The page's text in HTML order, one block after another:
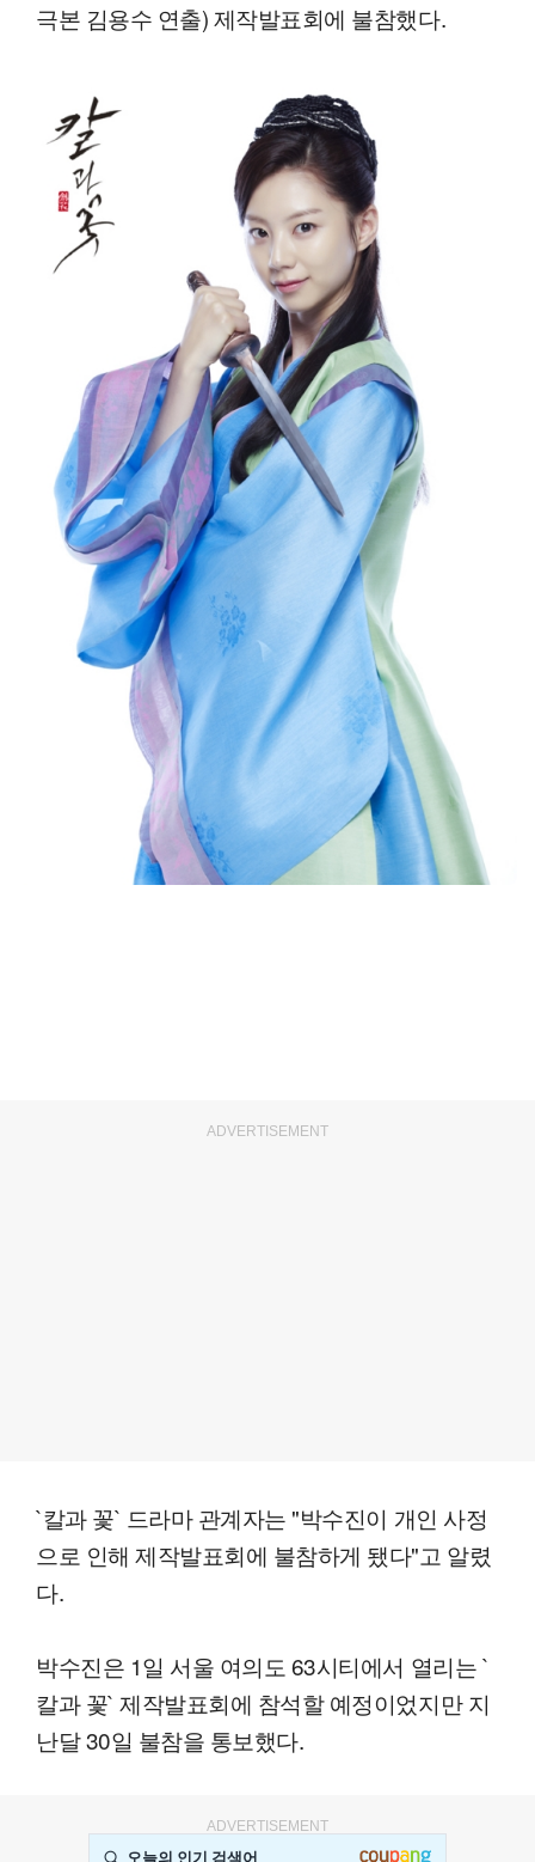
극본 김용수 연출) 제작발표회에 불참했다.
ADVERTISEMENT
`칼과 꽃` 드라마 관계자는 "박수진이 개인 사정
으로 인해 제작발표회에 불참하게 됐다"고 알렸
다.
박수진은 1일 서울 여의도 63시티에서 열리는 `
칼과 꽃` 제작발표회에 참석할 예정이었지만 지
난달 30일 불참을 통보했다.
ADVERTISEMENT